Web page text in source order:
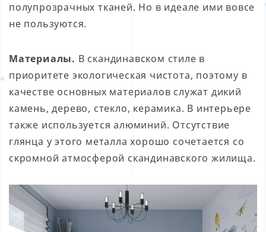
полупрозрачных тканей. Но в идеале ими вовсе
не пользуются.
Материалы. В скандинавском стиле в
приоритете экологическая чистота, поэтому в
качестве основных материалов служат дикий
камень, дерево, стекло, керамика. В интерьере
также используется алюминий. Отсутствие
глянца у этого металла хорошо сочетается со
скромной атмосферой скандинавского жилища.